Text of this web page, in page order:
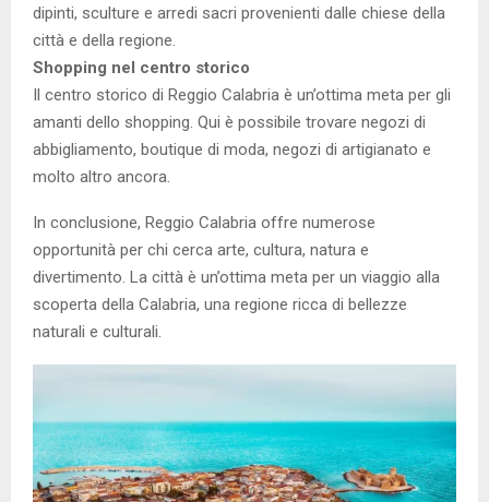
dipinti, sculture e arredi sacri provenienti dalle chiese della
città e della regione.
Shopping nel centro storico
Il centro storico di Reggio Calabria è un’ottima meta per gli
amanti dello shopping. Qui è possibile trovare negozi di
abbigliamento, boutique di moda, negozi di artigianato e
molto altro ancora.
In conclusione, Reggio Calabria offre numerose
opportunità per chi cerca arte, cultura, natura e
divertimento. La città è un’ottima meta per un viaggio alla
scoperta della Calabria, una regione ricca di bellezze
naturali e culturali.